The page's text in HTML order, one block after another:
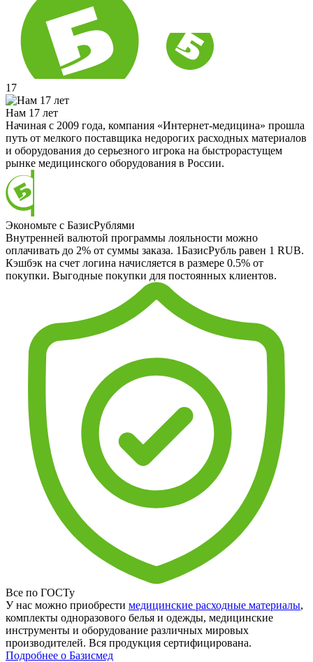
17
Нам 17 лет
Начиная с 2009 года, компания «Интернет-медицина» прошла
путь от мелкого поставщика недорогих расходных материалов
и оборудования до серьезного игрока на быстрорастущем
рынке медицинского оборудования в России.
Экономьте с БазисРублями
Внутренней валютой программы лояльности можно
оплачивать до 2% от суммы заказа. 1БазисРубль равен 1 RUB.
Кэшбэк на счет логина начисляется в размере 0.5% от
покупки. Выгодные покупки для постоянных клиентов.
Все по ГОСТу
У нас можно приобрести медицинские расходные материалы,
комплекты одноразового белья и одежды, медицинские
инструменты и оборудование различных мировых
производителей. Вся продукция сертифицирована.
Подробнее о Базисмед